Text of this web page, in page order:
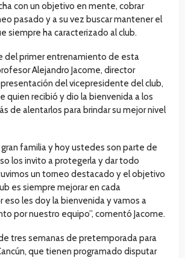
con un objetivo en mente, cobrar
pasado y a su vez buscar mantener el
siempre ha caracterizado al club.
del primer entrenamiento de esta
Alejandro Jacome, director
del vicepresidente del club,
quien recibió y dio la bienvenida a los
de alentarlos para brindar su mejor nivel
gran familia y hoy ustedes son parte de
los invito a protegerla y dar todo
un torneo destacado y el objetivo
es siempre mejorar en cada
eso les doy la bienvenida y vamos a
por nuestro equipo”, comentó Jacome.
tres semanas de pretemporada para
que tienen programado disputar